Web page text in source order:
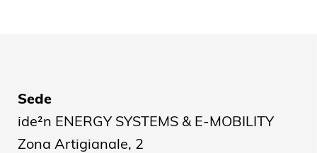
Sede
ide²n ENERGY SYSTEMS & E-MOBILITY
Zona Artigianale, 2